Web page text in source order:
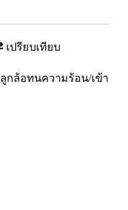
เปรียบเทียบ
ลูกล้อทนความร้อน/เข้า